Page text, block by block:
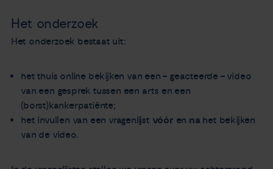
Het onderzoek
Het onderzoek bestaat uit:
het thuis online bekijken van een – geacteerde – video
van een gesprek tussen een arts en een
(borst)kankerpatiënte;
het invullen van een vragenlijst vóór en nahet bekijken
van de video.